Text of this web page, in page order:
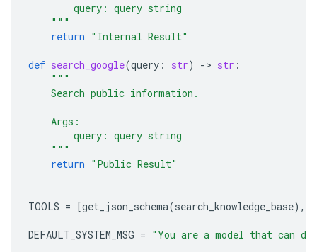
        query: query string
    """
return "Internal Result"
def search_google(query : str) -> str :
"""
    Search public information.
    Args:
        query: query string
    """
return "Public Result"
TOOLS = [get_json_schema(search_knowledge_base),
DEFAULT_SYSTEM_MSG = "You are a model that can